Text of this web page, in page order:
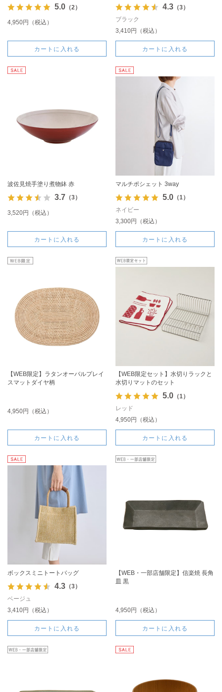
5.0（2）
4,950円（税込）
カートに入れる
4.3（3）
ブラック
3,410円（税込）
カートに入れる
波佐見焼手塗り煮物鉢 赤
3.7 （3）
3,520円（税込）
カートに入れる
マルチポシェット 3way
5.0（1）
ネイビー
3,300円（税込）
カートに入れる
【WEB限定】ラタンオーバルプレイ
スマットダイヤ柄
4,950円（税込）
カートに入れる
【WEB限定セット】水切りラックと
水切りマットのセット
5.0（1）
レッド
4,950円（税込）
カートに入れる
ボックスミニトートバッグ
4.3（3）
ベージュ
3,410円（税込）
カートに入れる
【WEB・一部店舗限定】信楽焼 長角
皿 黒
4,950円（税込）
カートに入れる